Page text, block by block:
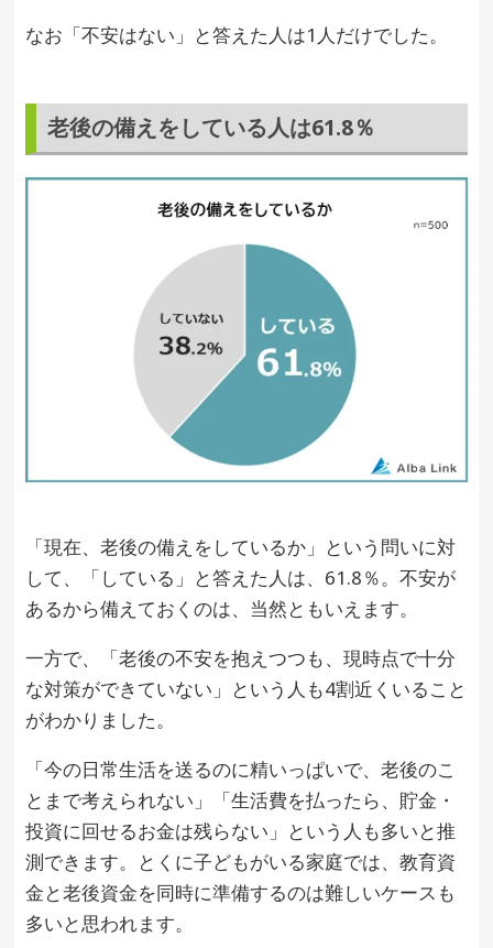
なお「不安はない」と答えた人は1人だけでした。
老後の備えをしている人は61.8％
「現在、老後の備えをしているか」という問いに対
して、「している」と答えた人は、61.8％。不安が
あるから備えておくのは、当然ともいえます。
一方で、「老後の不安を抱えつつも、現時点で十分
な対策ができていない」という人も4割近くいること
がわかりました。
「今の日常生活を送るのに精いっぱいで、老後のこ
とまで考えられない」「生活費を払ったら、貯金・
投資に回せるお金は残らない」という人も多いと推
測できます。とくに子どもがいる家庭では、教育資
金と老後資金を同時に準備するのは難しいケースも
多いと思われます。